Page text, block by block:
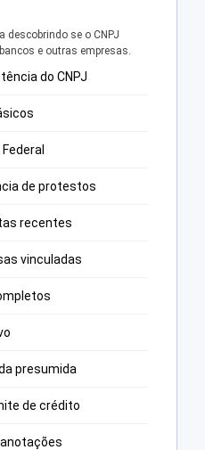
descobrindo se o CNPJ
e outras empresas.
do CNPJ
de protestos
recentes
vinculadas
presumida
de crédito